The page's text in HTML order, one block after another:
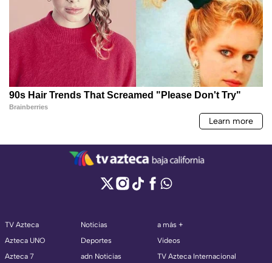
TV Azteca
Azteca UNO
Azteca 7
Noticias
Deportes
adn Noticias
a más +
Videos
TV Azteca Internacional